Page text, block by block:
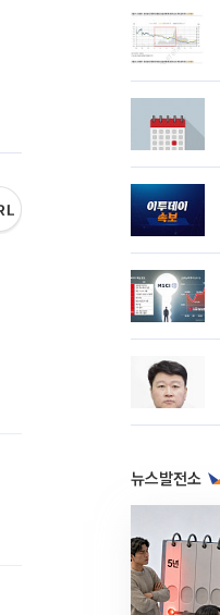
뉴스발전소